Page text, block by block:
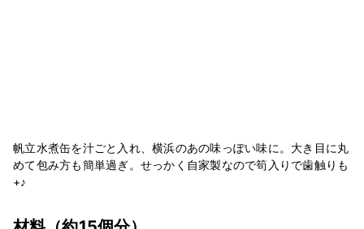
帆立水煮缶を汁ごと入れ、横浜のあの味っぽい味に。大き目に丸
めて包み方も簡単過ぎ。せっかく自家製なので筍入りで歯触りも
+♪